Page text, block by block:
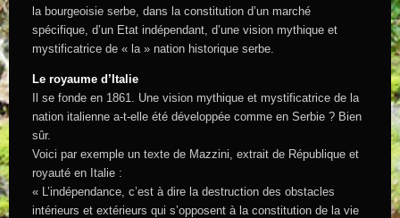
la bourgeoisie serbe, dans la constitution d’un marché
spécifique, d’un Etat indépendant, d’une vision mythique et
mystificatrice de « la » nation historique serbe.
Le royaume d’Italie
Il se fonde en 1861. Une vision mythique et mystificatrice de la
nation italienne a-t-elle été développée comme en Serbie ? Bien
sûr.
Voici par exemple un texte de Mazzini, extrait de République et
royauté en Italie :
« L’indépendance, c’est à dire la destruction des obstacles
intérieurs et extérieurs qui s’opposent à la constitution de la vie